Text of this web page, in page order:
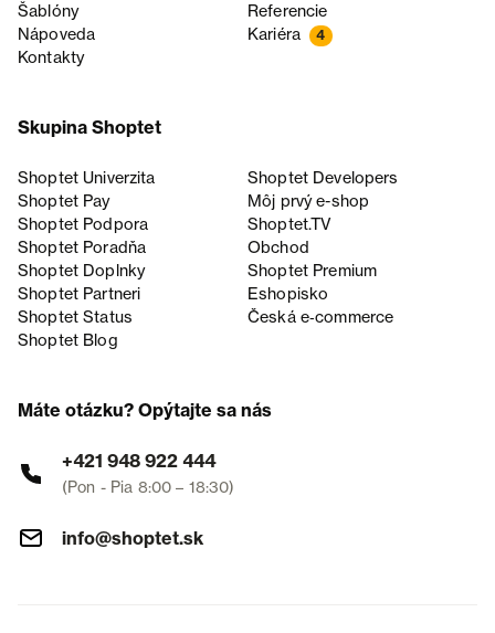
Šablóny
Referencie
Nápoveda
Kariéra 4
Kontakty
Skupina Shoptet
Shoptet Univerzita
Shoptet Developers
Shoptet Pay
Môj prvý e-shop
Shoptet Podpora
Shoptet.TV
Shoptet Poradňa
Obchod
Shoptet Doplnky
Shoptet Premium
Shoptet Partneri
Eshopisko
Shoptet Status
Česká e‑commerce
Shoptet Blog
Máte otázku? Opýtajte sa nás
+421 948 922 444
(Pon - Pia 8:00 – 18:30)
info@shoptet.sk